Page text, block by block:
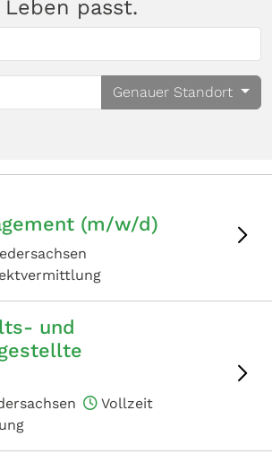
Leben passt.
Genauer Standort
(m/w/d)
und
Vollzeit